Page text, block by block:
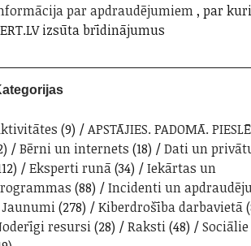
par apdraudējumiem, par
izsūta brīdinājumus
(9)
APSTĀJIES. PADOMĀ.
Bērni un internets (18)
Dati un
Eksperti runā(34)
Iekārtas un
(88) Incidenti un
Jaunumi(278) Kiberdrošība darbavietā
resursi(28) Raksti(48)